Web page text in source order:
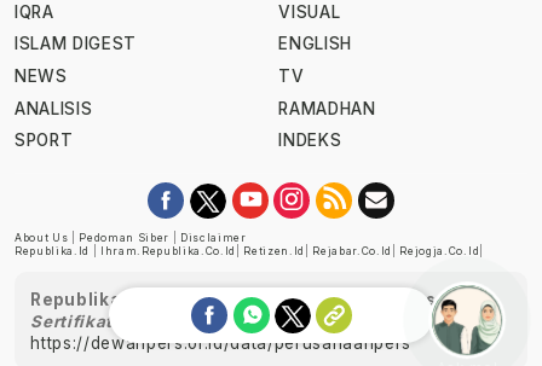
IQRA
ISLAM DIGEST
NEWS
ANALISIS
SPORT
VISUAL
ENGLISH
TV
RAMADHAN
INDEKS
About Us Pedoman Siber
Disclaimer
Republika.id
Ihram.republika.co.id Retizen.id Rejabar.co.id Rejogja.co.id
Republika telah diverifikasi oleh Dewan Pers
Sertifikat Nomor 1058/DP-Verifikasi/K/XII/2022
https://dewanpers.or.id/data/perusahaanpers